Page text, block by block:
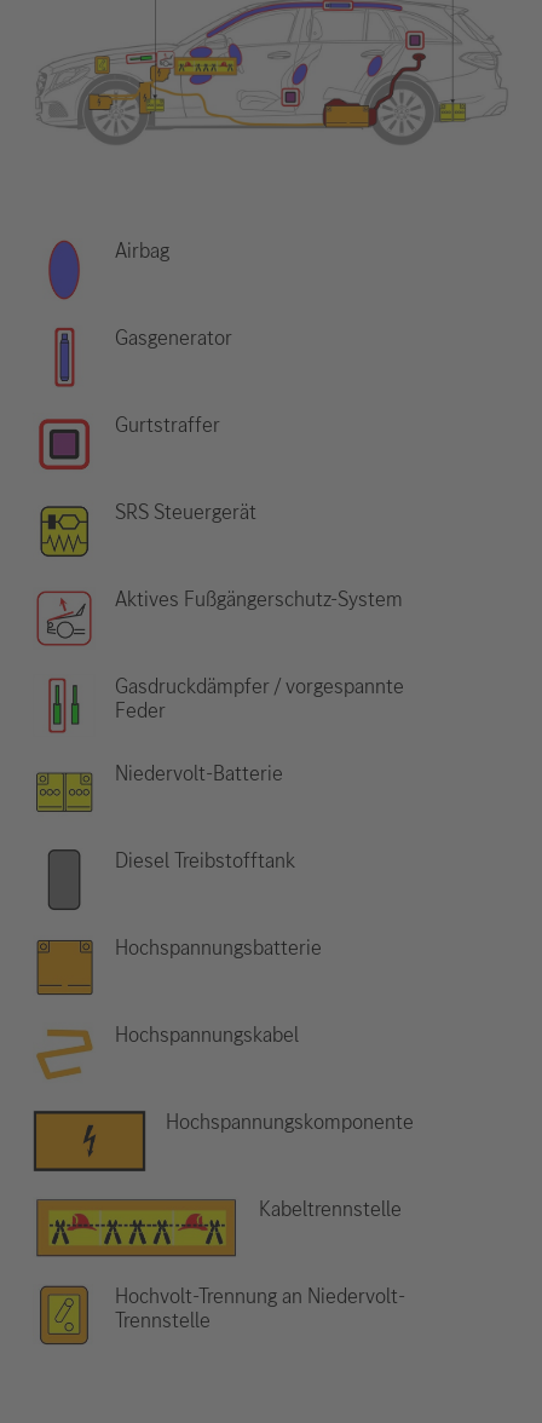
Airbag
Gasgenerator
Gurtstraffer
SRS Steuergerät
Aktives Fußgängerschutz-System
Gasdruckdämpfer / vorgespannte
Feder
Niedervolt-Batterie
Diesel Treibstofftank
Hochspannungsbatterie
Hochspannungskabel
Hochspannungskomponente
Kabeltrennstelle
Hochvolt-Trennung an Niedervolt-
Trennstelle